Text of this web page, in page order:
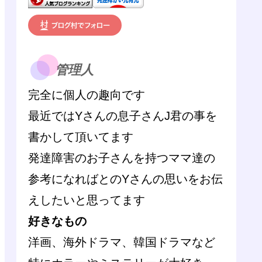
管理人
完全に個人の趣向です
最近ではYさんの息子さんJ君の事を
書かして頂いてます
発達障害のお子さんを持つママ達の
参考になればとのYさんの思いをお伝
えしたいと思ってます
好きなもの
洋画、海外ドラマ、韓国ドラマなど